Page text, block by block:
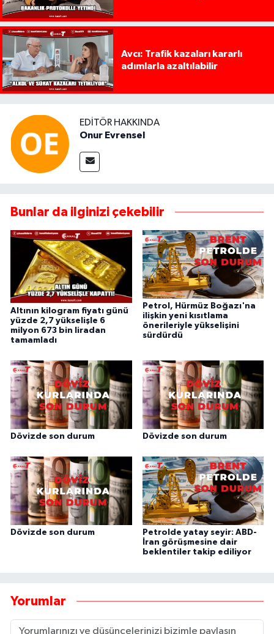
Avcı: Trafik kazaları kararlı
adımlarla azaltılabilir
EDITÖR HAKKINDA
Onur Evrensel
Bunlar da ilginizi çekebilir
Altının kilogram fiyatı günü
yüzde 2,7 yükselişle 6
milyon 673 bin liradan
tamamladı
Petrol, Hürmüz Boğazı'na
ilişkin yeni kısıtlama
önerileriyle yükselişini
sürdürdü
Dövizde son durum Dövizde son durum
Dövizde son durum
Petrolde yatay seyir: ABD-
İran görüşmesine dair
beklentiler takip ediliyor
Yorumlar